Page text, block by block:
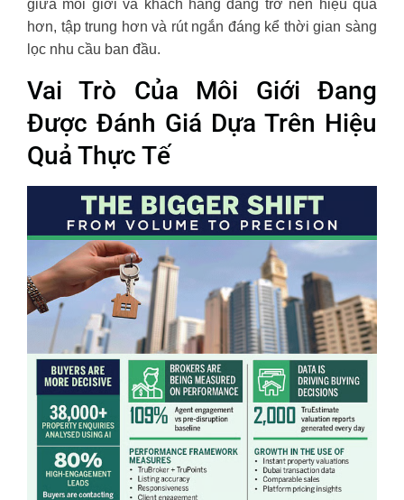
giữa môi giới và khách hàng đang trở nên hiệu quả
hơn, tập trung hơn và rút ngắn đáng kể thời gian sàng
lọc nhu cầu ban đầu.
Vai Trò Của Môi Giới Đang
Được Đánh Giá Dựa Trên Hiệu
Quả Thực Tế